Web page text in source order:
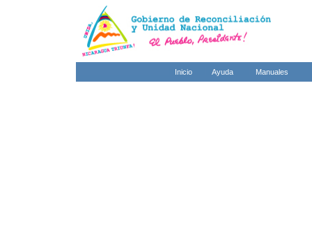
Inicio Ayuda Manuales